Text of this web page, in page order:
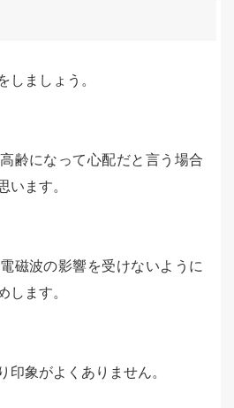
しましょう。
齢になって心配だと言う場合
います。
磁波の影響を受けないように
します。
印象がよくありません。